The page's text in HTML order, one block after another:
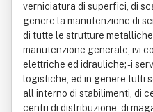
verniciatura di superfici, di
genere la manutenzione di
di tutte le strutture
manutenzione generale, ivi
elettriche ed idrauliche; - i
logistiche, ed in genere tutti
all interno di stabilimenti, di
centri di distribuzione, di